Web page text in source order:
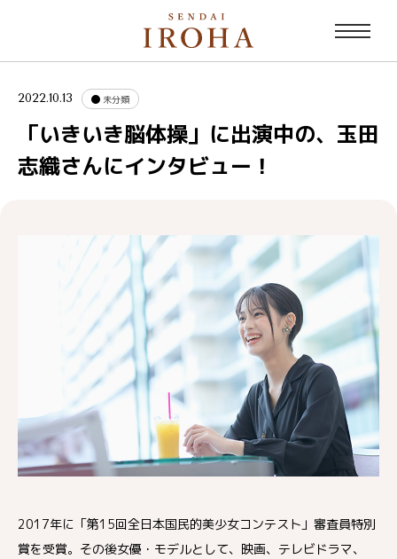
2022.10.13 未分類
「いきいき脳体操」に出演中の、玉田
志織さんにインタビュー！
2017年に「第15回全日本国民的美少女コンテスト」審査員特別
賞を受賞。その後女優・モデルとして、映画、テレビドラマ、